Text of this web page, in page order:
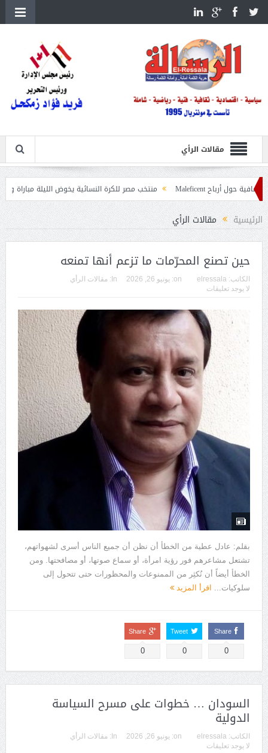
مقالات الرأي
منتخب مصر للكرة النسائية يخوض الليلة مباراة وداع أمم إفريقيا أمام
الرئيسية مقالات الرأي
حين تصنع المحرّمات ما تزعم أنها تمنعه
الكاتب: elressala
on: يونيو 26, 2026 In: مقالات الرأي
لا يوجد تعليقات
بقلم: عادل عطية من الخطأ أن نظن أن جميع الناس أسرى لشهواتهم،
تشتعل مشاعرهم فور رؤية امرأة، أو سماع صوتها، أو مصافحتها. ومن
الخطأ أيضاً أن نُكثِر من الممنوعات والمحظورات حتى تتحول إلى
سلوكيات... اقرأ المزيد
Share
0
Tweet
0
Share
0
السودان … خطوات على مسرح السياسة
الدولية
الكاتب: elressala
on: يونيو 26, 2026 In:
مقالات الرأي
لا يوجد تعليقات